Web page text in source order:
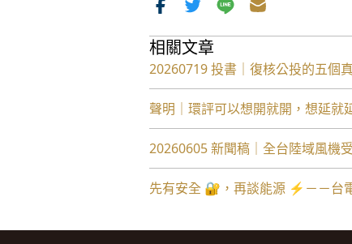
相關文章
20260719 投書｜復核公投的五個
聲明｜環評可以想開就開，想延就
20260605 新聞稿｜全台陸域風
先有安全 🔐，再談能源 ⚡️－－台